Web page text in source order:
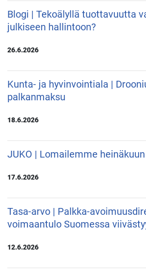
Blogi | Tekoälyllä tuottavuutta
julkiseen hallintoon?
26.6.2026
Kunta- ja hyvinvointiala |
palkanmaksu
18.6.2026
JUKO | Lomailemme heinäkuun
17.6.2026
Tasa-arvo | Palkka-
voimaantulo Suomessa
12.6.2026